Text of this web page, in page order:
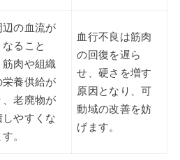
辺の血流が
なること
筋肉や組織
栄養供給が
、老廃物が
しやすくな
。
血行不良は筋肉
の回復を遅ら
せ、硬さを増す
原因となり、可
動域の改善を妨
げます。